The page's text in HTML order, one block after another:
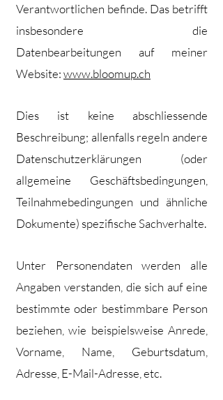
Verantwortlichen befinde. Das betrifft
insbesondere die
Datenbearbeitungen auf meiner
Website:www.bloomup.ch
Dies ist keine abschliessende
Beschreibung; allenfalls regeln andere
Datenschutzerklärungen (oder
allgemeine Geschäftsbedingungen,
Teilnahmebedingungen und ähnliche
Dokumente) spezifische Sachverhalte.
Unter Personendaten werden alle
Angaben verstanden, die sich auf eine
bestimmte oder bestimmbare Person
beziehen, wie beispielsweise Anrede,
Vorname, Name, Geburtsdatum,
Adresse, E-Mail-Adresse, etc.